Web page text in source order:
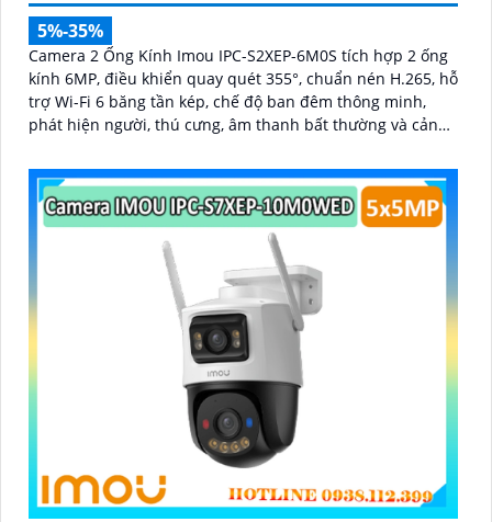
5%-35%
Camera 2 Ống Kính Imou IPC-S2XEP-6M0S tích hợp 2 ống
kính 6MP, điều khiển quay quét 355°, chuẩn nén H.265, hỗ
trợ Wi-Fi 6 băng tần kép, chế độ ban đêm thông minh,
phát hiện người, thú cưng, âm thanh bất thường và cảnh